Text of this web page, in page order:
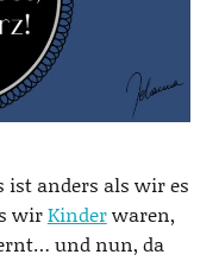
ist anders als wir es
wirKinderwaren,
und nun, da